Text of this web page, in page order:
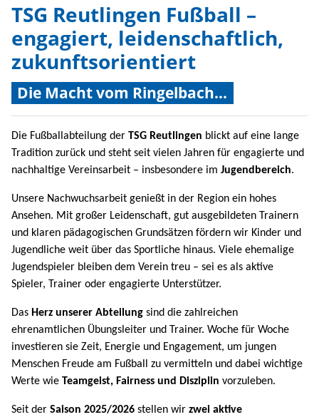
TSG Reutlingen Fußball –
engagiert, leidenschaftlich,
zukunftsorientiert
Die Macht vom Ringelbach…
Die Fußballabteilung der TSG Reutlingen blickt auf eine lange
Tradition zurück und steht seit vielen Jahren für engagierte und
nachhaltige Vereinsarbeit – insbesondere im Jugendbereich.
Unsere Nachwuchsarbeit genießt in der Region ein hohes
Ansehen. Mit großer Leidenschaft, gut ausgebildeten Trainern
und klaren pädagogischen Grundsätzen fördern wir Kinder und
Jugendliche weit über das Sportliche hinaus. Viele ehemalige
Jugendspieler bleiben dem Verein treu – sei es als aktive
Spieler, Trainer oder engagierte Unterstützer.
Das Herz unserer Abteilung sind die zahlreichen
ehrenamtlichen Übungsleiter und Trainer. Woche für Woche
investieren sie Zeit, Energie und Engagement, um jungen
Menschen Freude am Fußball zu vermitteln und dabei wichtige
Werte wie Teamgeist, Fairness und Disziplin vorzuleben.
Seit der Saison 2025/2026 stellen wir zwei aktive